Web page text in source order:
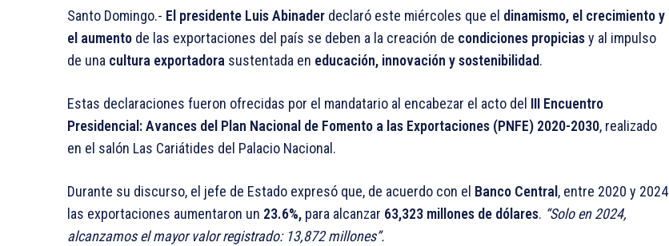
Santo Domingo.- El presidente Luis Abinader declaró este miércoles que el dinamismo, el crecimiento y
el aumento de las exportaciones del país se deben a la creación de condiciones propiciasy al impulso
de una cultura exportadora sustentada en educación, innovación y sostenibilidad.
Estas declaraciones fueron ofrecidas por el mandatario al encabezar el acto del III Encuentro
Presidencial: Avances del Plan Nacional de Fomento a las Exportaciones (PNFE) 2020-2030, realizado
en el salón Las Cariátides del Palacio Nacional.
Durante su discurso, el jefe de Estado expresó que, de acuerdo con el Banco Central , entre 2020 y 2024
las exportaciones aumentaron un 23.6%, para alcanzar 63,323 millones de dólares. “Solo en 2024,
alcanzamos el mayor valor registrado: 13,872 millones”.